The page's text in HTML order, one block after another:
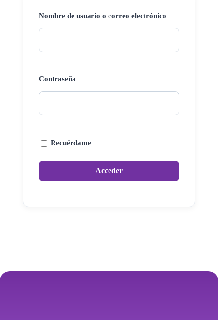
Nombre de usuario o correo electrónico
Contraseña
Recuérdame